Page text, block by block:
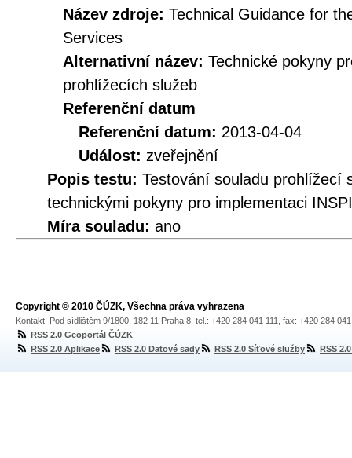
Název zdroje: Technical Guidance for
Services
Alternativní název: Technické pokyny
prohlížecích služeb
Referenční datum
Referenční datum: 2013-04-04
Událost: zveřejnění
Popis testu: Testování souladu prohlížecí
technickými pokyny pro implementaci
Míra souladu: ano
Copyright © 2010 ČÚZK, Všechna práva vyhrazena
Kontakt: Pod sídlištěm 9/1800, 182 11 Praha 8, tel.: +420 284 041 111, fax: +420 284
RSS 2.0 Geoportál ČÚZK
RSS 2.0 Aplikace
RSS 2.0 Datové sady RSS 2.0 Síťové služby RSS